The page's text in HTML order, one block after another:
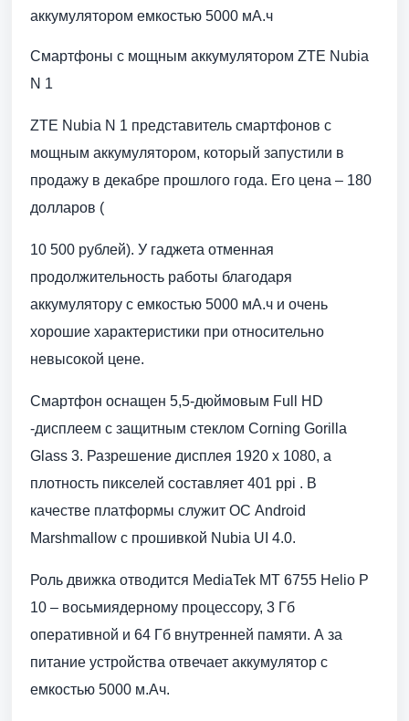
аккумулятором емкостью 5000 мА.ч
Смартфоны с мощным аккумулятором ZTE Nubia
N 1
ZTE Nubia N 1 представитель смартфонов с
мощным аккумулятором, который запустили в
продажу в декабре прошлого года. Его цена – 180
долларов (
10 500 рублей). У гаджета отменная
продолжительность работы благодаря
аккумулятору с емкостью 5000 мА.ч и очень
хорошие характеристики при относительно
невысокой цене.
Смартфон оснащен 5,5-дюймовым Full HD
-дисплеем с защитным стеклом Corning Gorilla
Glass 3. Разрешение дисплея 1920 x 1080, а
плотность пикселей составляет 401 ppi . В
качестве платформы служит ОС Android
Marshmallow с прошивкой Nubia UI 4.0.
Роль движка отводится MediaTek MT 6755 Helio P
10 – восьмиядерному процессору, 3 Гб
оперативной и 64 Гб внутренней памяти. А за
питание устройства отвечает аккумулятор с
емкостью 5000 м.Ач.